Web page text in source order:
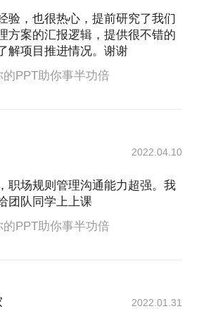
你提前思考你希望解决什么样的
寻一定会涉及少量隐私，我会尽
密的场所，保证你的隐私安全，
授课的经验，一对一的咨询案例
我课程和受到我直接影响的人群
雅平台沟通类付费专辑开发者，
内首批认证师，AACTP国际注册
万象，年龄层从12岁到66岁，涵
、各种职位的人员，甚至还有少
行业，但我深谙演讲表达和人们
我们帮他们按照规律构建好逻辑
补齐专业的部分，迅速做出有效
，她的这一次演讲让她在供应商
彩的展示，她本人也获得了上级
验，也很热心，提前研究了我们
方案的汇报逻辑，提供很不错的
解项目推进情况。谢谢
PPT助你事半功倍
2022.04.10
职场规则管理沟通能力超强。我
团队同学上上课
PPT助你事半功倍
2022.01.31